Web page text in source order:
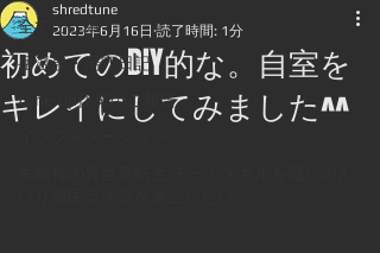
全ての記事
岳温泉・湯守日記
tune-up作業のご報告
初めてのDIY的な。自室を
キレイにしてみました^^
shredtune
2023年6月16日 読了時間: 1分